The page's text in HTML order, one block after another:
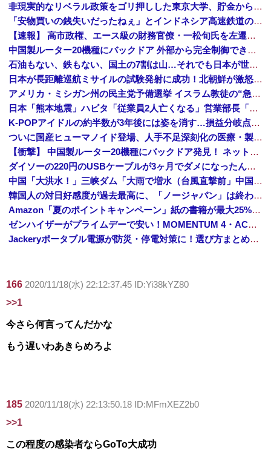
非現実的なリベラル政策をゴリ押しした東京大学、貯金から無駄金を垂れ流しまくった結果……
「安物買いの銭失いだったねぇ」とインドネシア高速鉄道の最終処分に日本側騒然、国家予算は使わないというと何が財源なんだ？
【速報】 高市政権、エース級の財務官僚・一松旬氏を左遷「彼は協力的でなかった」財務省の言いなりではないことが判明
中国製ルーター20機種にバックドア 外部から完全制御できる機能が仕込まれていた
石油もない、鉄もない、国土の7割は山…それでも日本が世界屈指の経済大国になれた「勤勉さ」以外の勝因！
日本が長距離巡航ミサイルの試験発射に成功！北朝鮮が激怒「日本が戦争国家になろうとしている」「絶対に傍観しない、必ず後悔させる」
アメリカ・ミシガン州の民主党予備選挙 イスラム教徒の“急進左派”候補が勝利確実に⋯トランプ氏は批判
日本「熊本地震」ハビタ「従業員2人亡くなる」営業部長「イオンのスタッフに制止されなかった」日本「部長が連絡後の店員行動を証言（謎」イオン「再入館可能の事実ない」→
K-POPアイドルの約半数が3年後には姿を消す…損益分岐点突破は4％未満
ついに国産ヒューマノイド登場、人手不足深刻化の医療・製造現場などでの活用想定！
【衝撃】 中国製ルーター20機種にバックドア発見！ ネットに繋ぐだけで35秒ごとに中国のサーバーと通信
ダイソーの220円のUSBケーブルが3ヶ月でダメになったんやが
中国「大洪水！」三峡ダム「大雨で増水（台風直撃前」中国ダム「緊急放流！」中国鉄道「列車が走行中に流される」中国避難所「支援物資は有料です」謎の勢力「え」→
韓国人の対日好感度が過去最高に、「ノージャパン」は終わった？＝ネット「中国より100倍いい」
Amazon「夏のポイントキャンペーン」紙の書籍が最大25%ポイント還元 対象と条件を整理（2026年7月）
ゼンハイザーがプライムデーで安い！MOMENTUM 4・ACCENTUMなど対象モデルまとめ！
Jackeryポータブル電源が防災・停電対策に！選び方まとめ【プライムデー最終日】
166 2020/11/18(水) 22:12:37.45 ID:Yi38kYZ80
>>1
今さら何言ってんだかな
もう遅いわあきらめろよ
185 2020/11/18(水) 22:13:50.18 ID:MFmXEZ2b0
>>1
この程度の感染者ならGoTo大成功